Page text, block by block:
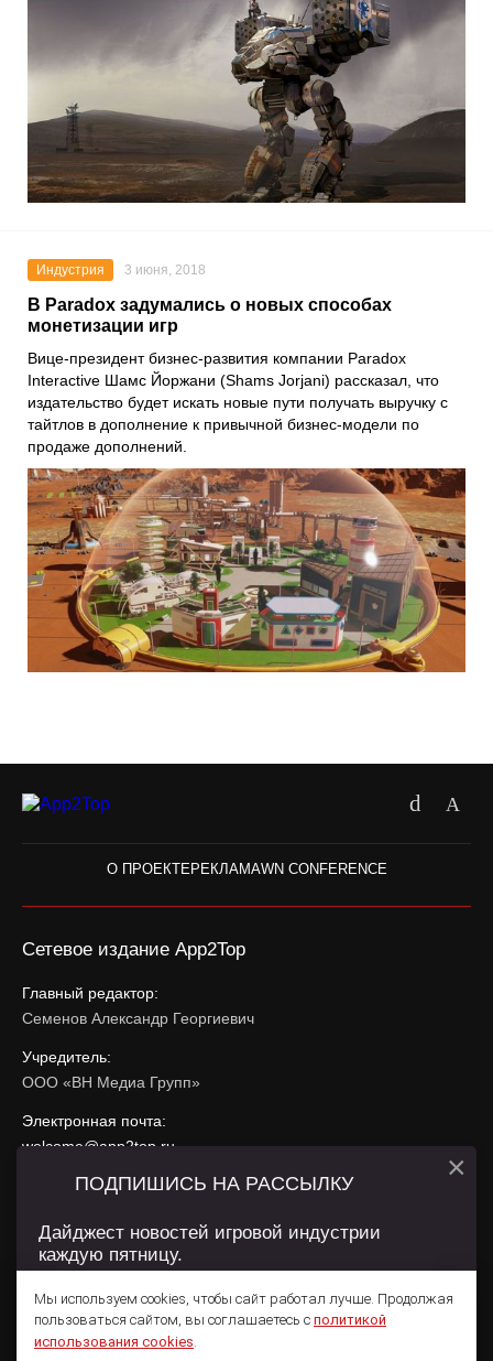
Индустрия 3 июня, 2018
В Paradox задумались о новых способах
монетизации игр
Вице-президент бизнес-развития компании Paradox
Interactive Шамс Йоржани (Shams Jorjani) рассказал, что
издательство будет искать новые пути получать выручку с
тайтлов в дополнение к привычной бизнес-модели по
продаже дополнений.
О ПРОЕКТЕРЕКЛАМАWN CONFERENCE
Сетевое издание App2Top
Главный редактор:
Семенов Александр Георгиевич
Учредитель:
ООО «ВН Медиа Групп»
Электронная почта:
welcome@app2top.ru
При использовании материалов активная ссылка на
Сайт использует IP адреса, cookie, данные геолокации
использования содержатся вПолитике конфиденциальностии
Пользовательском соглашении .
Мы используем cookies, чтобы сайт работал лучше. Продолжая
пользоваться сайтом, вы соглашаетесь с политикой
использования cookies.
ПОДПИШИСЬ НА РАССЫЛКУ
Дайджест новостей игровой индустрии
каждую пятницу.
×